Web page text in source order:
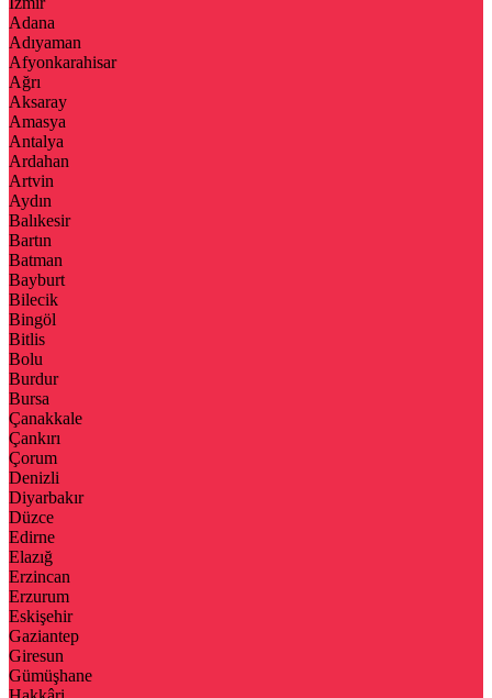
Adana
Adıyaman
Afyonkarahisar
Ağrı
Aksaray
Amasya
Antalya
Ardahan
Artvin
Aydın
Balıkesir
Bartın
Batman
Bayburt
Bilecik
Bingöl
Bitlis
Bolu
Burdur
Bursa
Çanakkale
Çankırı
Çorum
Denizli
Diyarbakır
Düzce
Edirne
Elazığ
Erzincan
Erzurum
Eskişehir
Gaziantep
Giresun
Gümüşhane